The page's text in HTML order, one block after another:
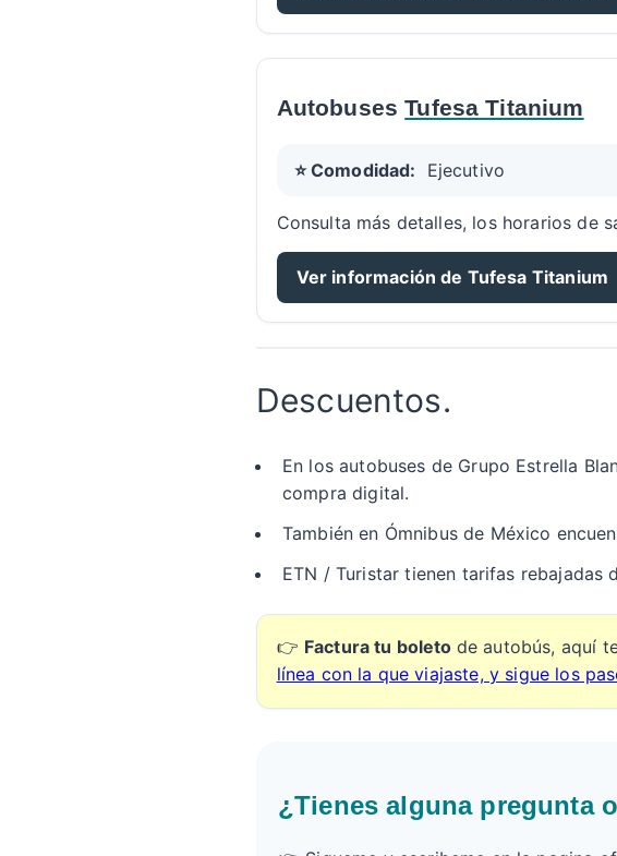
AutobusesTufesa Titanium
⭐ Comodidad: Ejecutivo
Consulta más detalles, los horarios de
Ver información de Tufesa Titanium
Descuentos.
En los autobuses de Grupo Estrella
compra digital.
También en Ómnibus de México
ETN / Turistar tienen tarifas rebajadas
👉 Factura tu boleto de autobús, aquí
línea con la que viajaste, y sigue los
¿Tienes alguna pregunta